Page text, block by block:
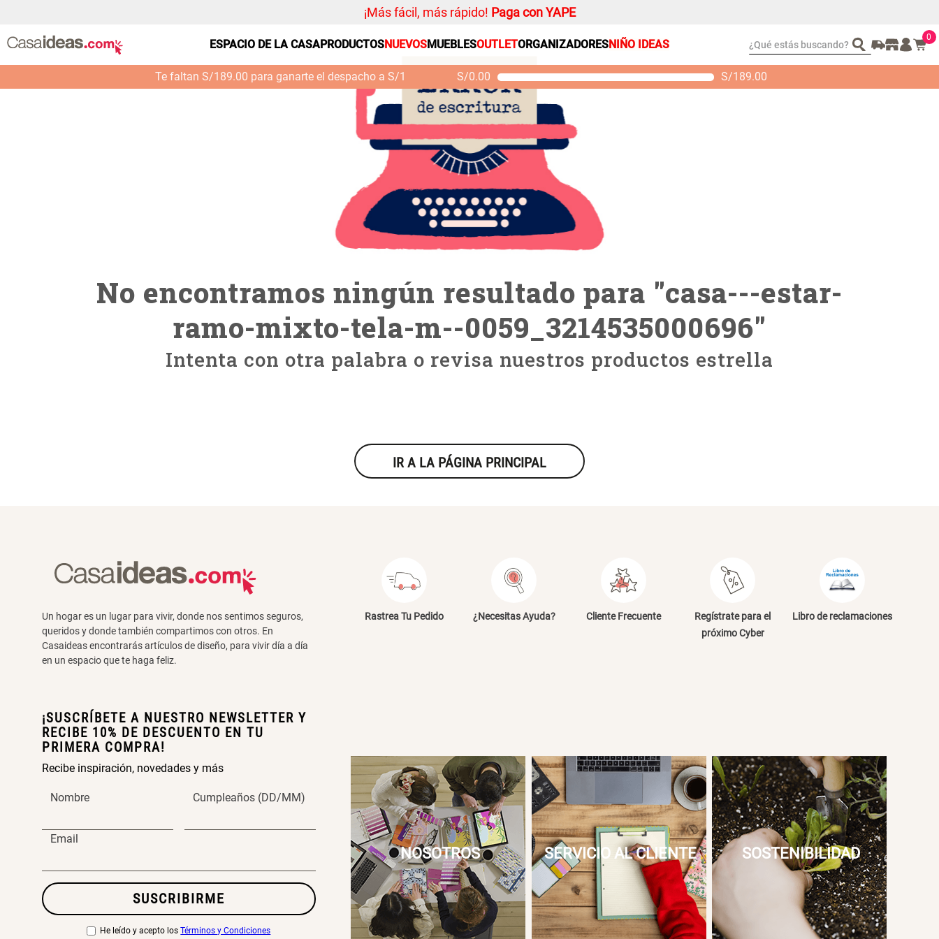
¡Más fácil, más rápido! Paga con YAPE
ESPACIO DE LA CASAPRODUCTOSNUEVOSMUEBLESOUTLETORGANIZADORESNIÑO IDEAS ¿Qué estás buscando? 0
Te faltan S/189.00 para ganarte el despacho a S/1 S/0.00 S/189.00
No encontramos ningún resultado para "casa---estar-
ramo-mixto-tela-m--0059_3214535000696"
Intenta con otra palabra o revisa nuestros productos estrella
IR A LA PÁGINA PRINCIPAL
Un hogar es un lugar para vivir, donde nos sentimos seguros,
queridos y donde también compartimos con otros. En
Casaideas encontrarás artículos de diseño, para vivir día a día
en un espacio que te haga feliz.
¡SUSCRÍBETE A NUESTRO NEWSLETTER Y
RECIBE 10% DE DESCUENTO EN TU
PRIMERA COMPRA!
Recibe inspiración, novedades y más
Nombre Cumpleaños (DD/MM)
Email
SUSCRIBIRME
He leído y acepto los Términos y Condiciones
Rastrea Tu Pedido ¿Necesitas Ayuda? Cliente Frecuente
Regístrate para el
próximo Cyber
Libro de reclamaciones
NOSOTROS SERVICIO AL CLIENTE SOSTENIBILIDAD
Mueble MDF y Madera
Bambú Inodoro con
Puerta 65x28x171 cm
S/ 349.00S/ 261.00
Organizador
Cojin
Alfombra
Niños
Almohada
Mantel
Sabanas
Platos
Individuales